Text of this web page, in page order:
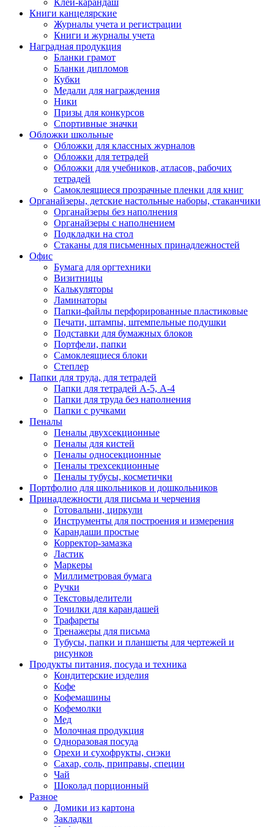
Клей-карандаш
Книги канцелярские
Журналы учета и регистрации
Книги и журналы учета
Наградная продукция
Бланки грамот
Бланки дипломов
Кубки
Медали для награждения
Ники
Призы для конкурсов
Спортивные значки
Обложки школьные
Обложки для классных журналов
Обложки для тетрадей
Обложки для учебников, атласов, рабочих
тетрадей
Самоклеящиеся прозрачные пленки для книг
Органайзеры, детские настольные наборы, стаканчики
Органайзеры без наполнения
Органайзеры с наполнением
Подкладки на стол
Стаканы для письменных принадлежностей
Офис
Бумага для оргтехники
Визитницы
Калькуляторы
Ламинаторы
Папки-файлы перфорированные пластиковые
Печати, штампы, штемпельные подушки
Подставки для бумажных блоков
Портфели, папки
Самоклеящиеся блоки
Степлер
Папки для труда, для тетрадей
Папки для тетрадей А-5, А-4
Папки для труда без наполнения
Папки с ручками
Пеналы
Пеналы двухсекционные
Пеналы для кистей
Пеналы односекционные
Пеналы трехсекционные
Пеналы тубусы, косметички
Портфолио для школьников и дошкольников
Принадлежности для письма и черчения
Готовальни, циркули
Инструменты для построения и измерения
Карандаши простые
Корректор-замазка
Ластик
Маркеры
Миллиметровая бумага
Ручки
Текстовыделители
Точилки для карандашей
Трафареты
Тренажеры для письма
Тубусы, папки и планшеты для чертежей и
рисунков
Продукты питания, посуда и техника
Кондитерские изделия
Кофе
Кофемашины
Кофемолки
Мед
Молочная продукция
Одноразовая посуда
Орехи и сухофрукты, снэки
Сахар, соль, приправы, специи
Чай
Шоколад порционный
Разное
Домики из картона
Закладки